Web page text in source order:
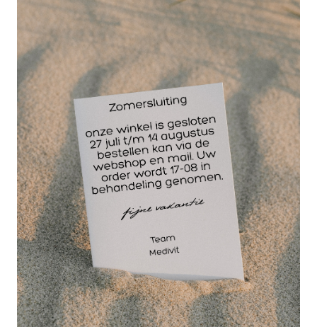
Verstelbaar in 6
zwaartes weegt dit
totale
trainingsapparaat slechts 5 kg.
De Revvll Pro is een high tech aluminium rope
climbing katrol met 6 verschillende
weerstandsopties, waarmee zowel push als pull
bewegingen kunnen worden gemaakt. Tijdens het
trekken aan de rope staan de spieren onder
constante spanning, waardoor er in korte tijd een
enorm rendement wordt gecreëerd. Met behulp van
een anker (hetzelfde anker als de aeroSling) kan de
Revvll Pro eenvoudig gefixeerd worden aan een
frame of ander bevestigingspunt.
De geheel vernieuwde Revvll Pro combineert alle
voordelen van traditionele rope climbing machines
met het voordeel van een mobiele katrol!
Klimmen in touwen naar het plafond is verleden tijd
met de Revvll Pro rope climbing kit.